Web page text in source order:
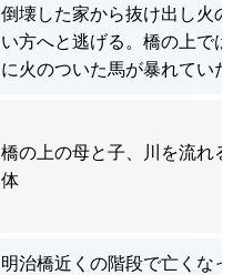
倒壊した家から抜け出し火
い方へと逃げる。橋の上で
に火のついた馬が暴れてい
橋の上の母と子、川を流れ
体
明治橋近くの階段で亡くな